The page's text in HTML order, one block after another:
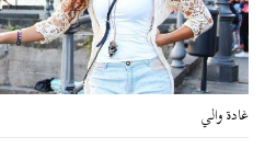
غادة والي